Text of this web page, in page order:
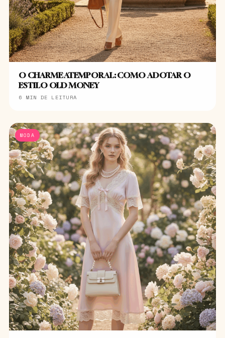
O CHARME ATEMPORAL: COMO ADOTAR O
ESTILO OLD MONEY
6 MIN DE LEITURA
MODA